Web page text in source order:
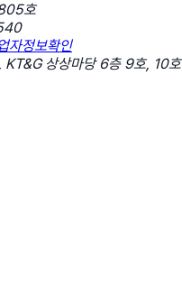
호
자정보확인
KT&G 상상마당 6층 9호, 10호